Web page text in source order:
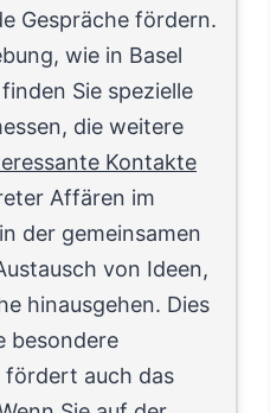
Gespräche fördern.
wie in Basel
Sie spezielle
die weitere
Kontakte
Affären im
der gemeinsamen
von Ideen,
hinausgehen. Dies
besondere
fördert auch das